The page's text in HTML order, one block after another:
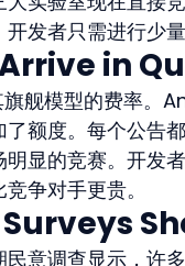
发者只需进行少
in
舰模型的费率。
额度。每个公告
显的竞赛。开发
争对手更贵。
意调查显示，许